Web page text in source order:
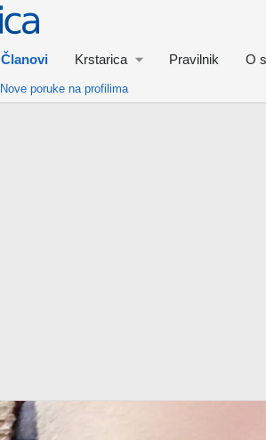
Članovi Krstarica Pravilnik O
Nove poruke na profilima